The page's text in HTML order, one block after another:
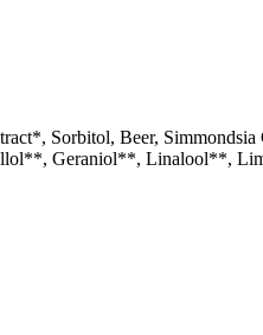
Sorbitol, Beer,
Geraniol**, Linalool**,